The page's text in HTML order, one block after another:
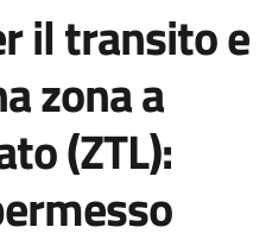
il transito e
zona a
(ZTL):